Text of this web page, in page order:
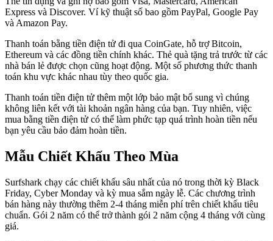
Express và Discover. Ví kỹ thuật số bao gồm PayPal, Google Pay
và Amazon Pay.
Thanh toán bằng tiền điện tử đi qua CoinGate, hỗ trợ Bitcoin,
Ethereum và các đồng tiền chính khác. Thẻ quà tặng trả trước từ các
nhà bán lẻ được chọn cũng hoạt động. Một số phương thức thanh
toán khu vực khác nhau tùy theo quốc gia.
Thanh toán tiền điện tử thêm một lớp bảo mật bổ sung vì chúng
không liên kết với tài khoản ngân hàng của bạn. Tuy nhiên, việc
mua bằng tiền điện tử có thể làm phức tạp quá trình hoàn tiền nếu
bạn yêu cầu bảo đảm hoàn tiền.
Mẫu Chiết Khấu Theo Mùa
Surfshark chạy các chiết khấu sâu nhất của nó trong thời kỳ Black
Friday, Cyber Monday và kỳ mua sắm ngày lễ. Các chương trình
bán hàng này thường thêm 2-4 tháng miễn phí trên chiết khấu tiêu
chuẩn. Gói 2 năm có thể trở thành gói 2 năm cộng 4 tháng với cùng
giá.